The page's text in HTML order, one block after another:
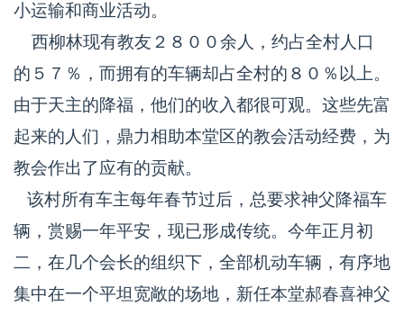
小运输和商业活动。
西柳林现有教友２８００余人，约占全村人口
的５７％，而拥有的车辆却占全村的８０％以上。
由于天主的降福，他们的收入都很可观。这些先富
起来的人们，鼎力相助本堂区的教会活动经费，为
教会作出了应有的贡献。
该村所有车主每年春节过后，总要求神父降福车
辆，赏赐一年平安，现已形成传统。今年正月初
二，在几个会长的组织下，全部机动车辆，有序地
集中在一个平坦宽敞的场地，新任本堂郝春喜神父